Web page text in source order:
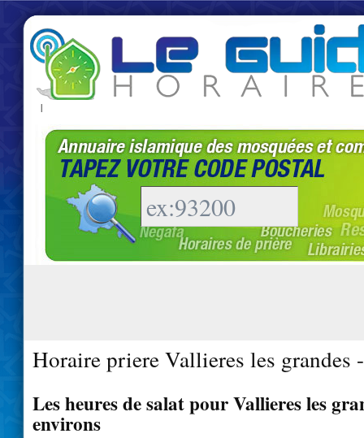
|
Horaire priere Vallieres les grandes
Les heures de salat pour Vallieres les
environs